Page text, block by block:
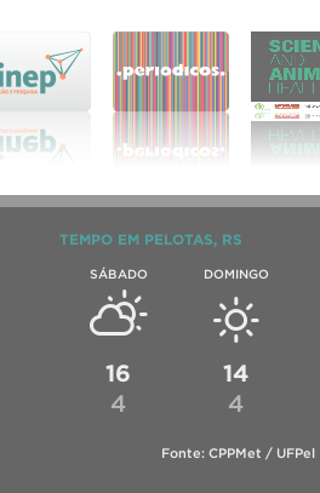
TEMPO EM PELOTAS, RS
SÁBADO
16
4
DOMINGO
14
4
Fonte: CPPMet / UFPel